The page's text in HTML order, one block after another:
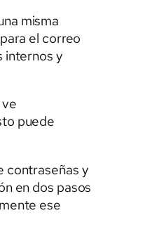
misma
el correo
internos y
puede
contraseñas y
en dos pasos
ese